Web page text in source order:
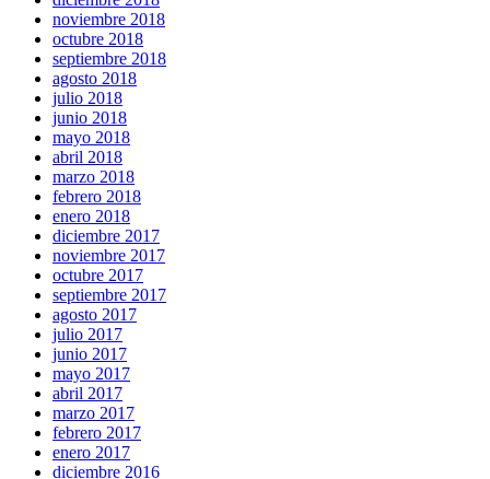
noviembre 2018
octubre 2018
septiembre 2018
agosto 2018
julio 2018
junio 2018
mayo 2018
abril 2018
marzo 2018
febrero 2018
enero 2018
diciembre 2017
noviembre 2017
octubre 2017
septiembre 2017
agosto 2017
julio 2017
junio 2017
mayo 2017
abril 2017
marzo 2017
febrero 2017
enero 2017
diciembre 2016